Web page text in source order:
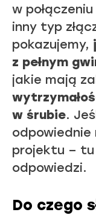
w
inny typ
pokazujemy,
z pełnym
jakie mają
w śrubie.
odpowiednie
projektu –
odpowiedzi.
Do czego